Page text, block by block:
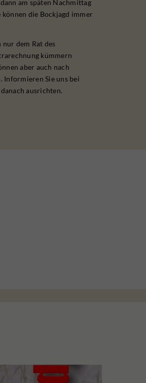
am späten Nachmittag
können die Bockjagd immer
nur dem Rat des
kümmern
aber auch nach
Informieren Sie uns bei
ausrichten.